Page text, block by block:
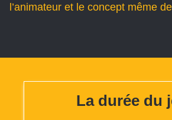
l’animateur et le concept même
La durée du